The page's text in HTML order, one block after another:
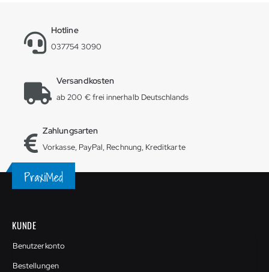
Hotline
037754 3090
Versandkosten
ab 200 € frei innerhalb Deutschlands
Zahlungsarten
Vorkasse, PayPal, Rechnung, Kreditkarte
KUNDE
Benutzerkonto
Bestellungen